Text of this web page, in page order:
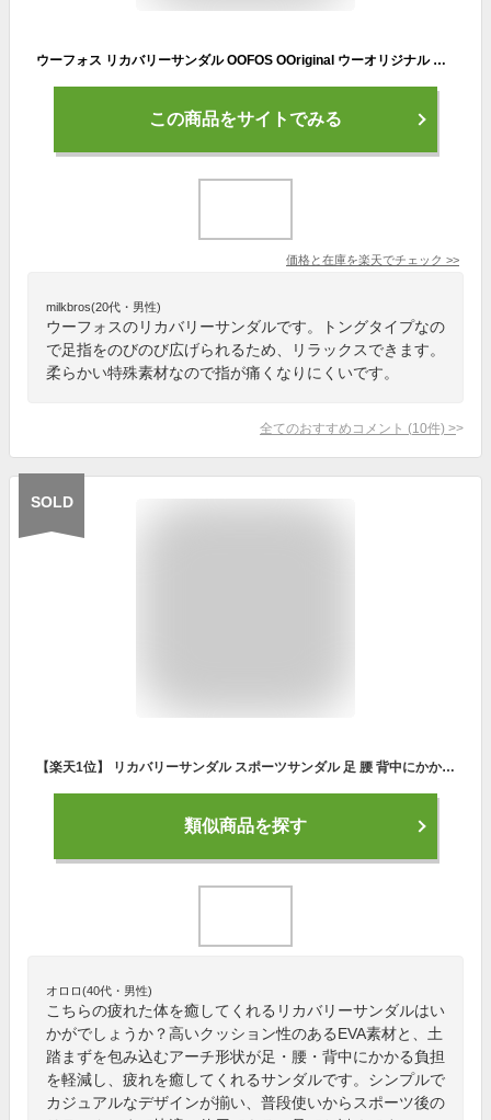
ウーフォス リカバリーサンダル OOFOS OOriginal ウーオリジナル メンズ レディース トングサンダル ウーリジナル 正規品 送料無料 【サイズ交換片道無料】 ビーチサンダル リカバリーシューズ スポーツ ランニング マラソン
この商品をサイトでみる
価格と在庫を楽天でチェック >>
milkbros(20代・男性)
ウーフォスのリカバリーサンダルです。トングタイプなの
で足指をのびのび広げられるため、リラックスできます。
柔らかい特殊素材なので指が痛くなりにくいです。
全てのおすすめコメント (10件) >
SOLD
【楽天1位】 リカバリーサンダル スポーツサンダル 足 腰 背中にかかる負担を軽減する ルームシューズ 洗える メンズ レディース 夏 衝撃吸収 疲労回復 シャワーサンダル カジュアル
類似商品を探す
オロロ(40代・男性)
こちらの疲れた体を癒してくれるリカバリーサンダルはい
かがでしょうか？高いクッション性のあるEVA素材と、土
踏まずを包み込むアーチ形状が足・腰・背中にかかる負担
を軽減し、疲れを癒してくれるサンダルです。シンプルで
カジュアルなデザインが揃い、普段使いからスポーツ後の